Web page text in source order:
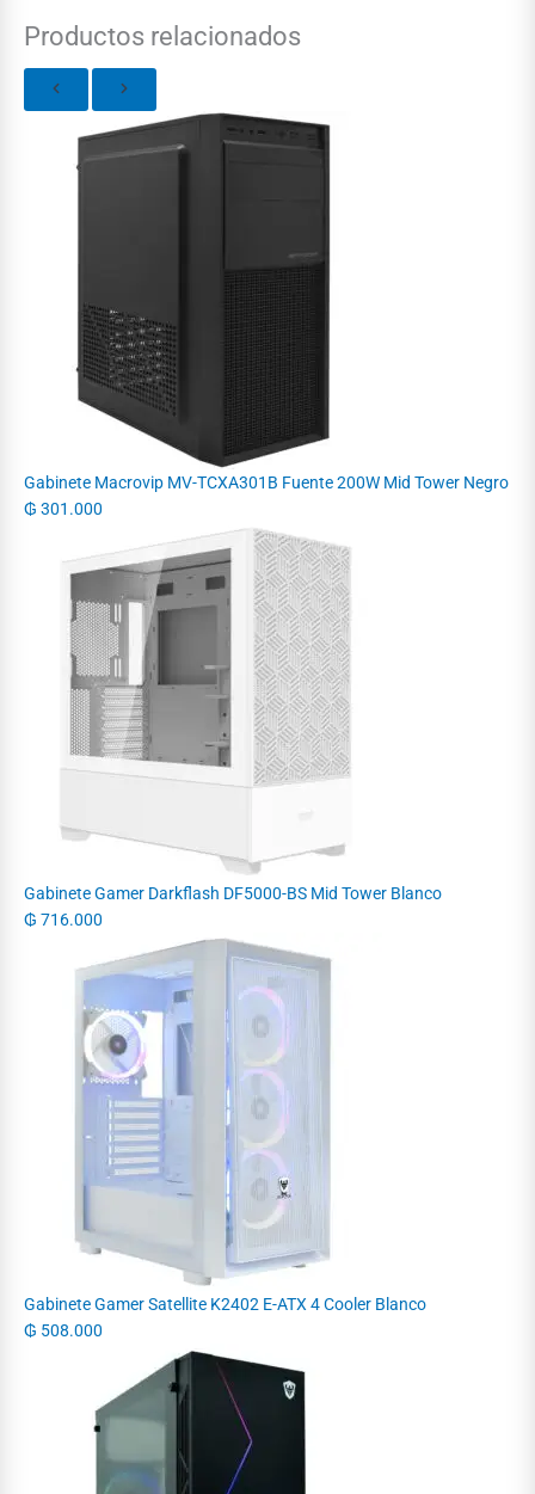
Productos relacionados
Gabinete Macrovip MV-TCXA301B Fuente 200W Mid Tower Negro
₲ 301.000
Gabinete Gamer Darkflash DF5000-BS Mid Tower Blanco
₲ 716.000
Gabinete Gamer Satellite K2402 E-ATX 4 Cooler Blanco
₲ 508.000